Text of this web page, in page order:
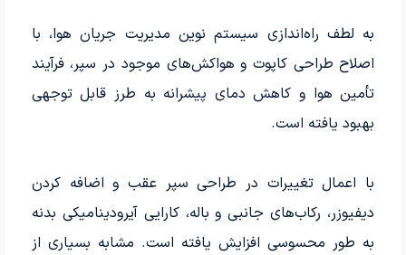
به لطف راه‌اندازی سیستم نوین مدیریت جریان هوا، با
اصلاح طراحی کاپوت و هواکش‌های موجود در سپر، فرآیند
تأمین هوا و کاهش دمای پیشرانه به طرز قابل توجهی
بهبود یافته است.
با اعمال تغییرات در طراحی سپر عقب و اضافه کردن
دیفیوزر، رکاب‌های جانبی و باله، کارایی آیرودینامیکی بدنه
به طور محسوسی افزایش یافته است. مشابه بسیاری از